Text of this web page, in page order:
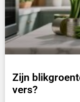
Zijn
vers?